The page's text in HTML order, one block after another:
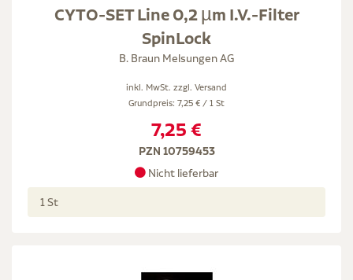
CYTO-SET Line 0,2 µm I.V.-Filter
SpinLock
B. Braun Melsungen AG
inkl. MwSt. zzgl. Versand
Grundpreis: 7,25 € / 1 St
7,25 €
PZN 10759453
Nicht lieferbar
1 St